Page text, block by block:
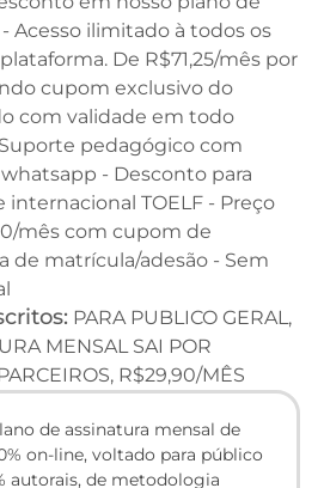
- Acesso ilimitado à todos os
De R$71,25/mês por
cupom exclusivo do
com validade em todo
pedagógico com
- Desconto para
internacional TOELF - Preço
mês com cupom de
de matrícula/adesão - Sem
PARA PUBLICO GERAL,
MENSAL SAI POR
R$29,90/MÊS
de assinatura mensal de
on-line, voltado para público
autorais, de metodologia